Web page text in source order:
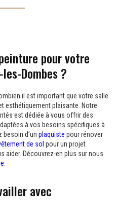
pour votre
Dombes ?
il est important que votre salle
esthétiquement plaisante. Notre
est dédiée à vous offrir des
à vos besoins spécifiques à
besoin d’un plaquiste pour rénover
de sol pour un projet
aider. Découvrez-en plus sur nous
.
avec